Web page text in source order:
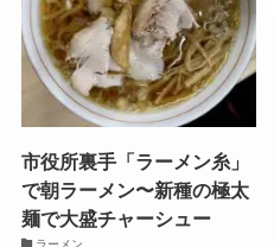
市役所裏手「ラーメン糸」
で朝ラーメン〜新種の極太
麺で大盛チャーシュー
ラーメン